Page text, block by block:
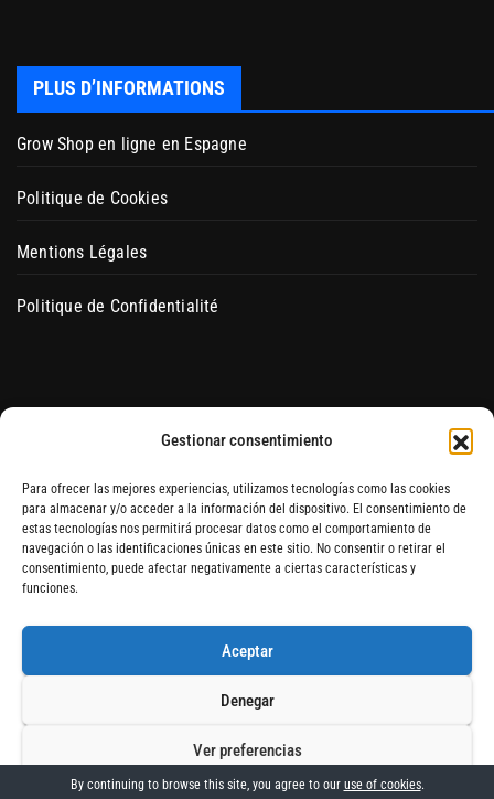
Gestionar consentimiento
Para ofrecer las mejores experiencias, utilizamos tecnologías como las cookies
para almacenar y/o acceder a la información del dispositivo. El consentimiento de
estas tecnologías nos permitirá procesar datos como el comportamiento de
navegación o las identificaciones únicas en este sitio. No consentir o retirar el
consentimiento, puede afectar negativamente a ciertas características y
funciones.
Aceptar
Denegar
Ver preferencias
PLUS D’INFORMATIONS
Grow Shop en ligne en Espagne
Politique de Cookies
Mentions Légales
Politique de Confidentialité
Blog Hydroponics Blanes
Grow Shop en ligne en Espagne
Politique de ConfidentialitéPolitique de CookiesRecettes
By continuing to browse this site, you agree to our use of cookies.